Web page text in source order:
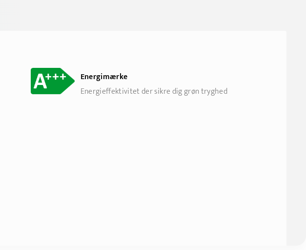
Energimærke
Energieffektivitet der sikre dig grøn tryghed